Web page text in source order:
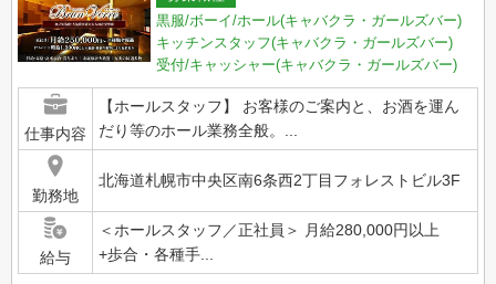
黒服/ボーイ/ホール(キャバクラ・ガールズバー)
キッチンスタッフ(キャバクラ・ガールズバー)
受付/キャッシャー(キャバクラ・ガールズバー)
仕事内容
【ホールスタッフ】 お客様のご案内と、お酒を運ん
だり等のホール業務全般。...
勤務地
北海道札幌市中央区南6条西2丁目フォレストビル3F
給与
＜ホールスタッフ／正社員＞ 月給280,000円以上
+歩合・各種手...